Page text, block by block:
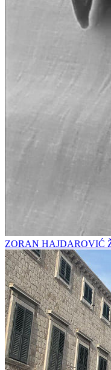
ZORAN HAJDAROVIĆ